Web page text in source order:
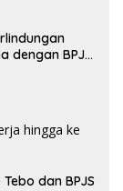
dengan BPJS
dan BPJS